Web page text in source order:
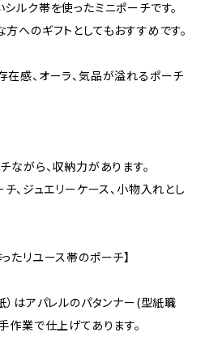
ルク帯を使ったミニポーチです。
へのギフトとしてもおすすめです。
感、オーラ、気品が溢れるポーチ
ながら、収納力があります。
チ、ジュエリーケース、小物入れとし
たリユース帯のポーチ】
）はアパレルのパタンナー(型紙職
作業で仕上げてあります。